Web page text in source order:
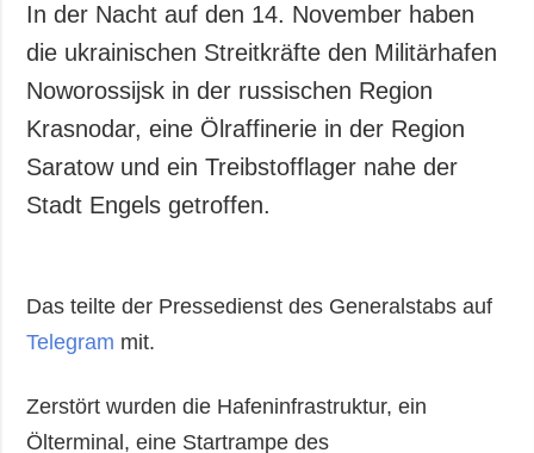
In der Nacht auf den 14. November haben
die ukrainischen Streitkräfte den Militärhafen
Noworossijsk in der russischen Region
Krasnodar, eine Ölraffinerie in der Region
Saratow und ein Treibstofflager nahe der
Stadt Engels getroffen.
Das teilte der Pressedienst des Generalstabs auf
Telegram mit.
Zerstört wurden die Hafeninfrastruktur, ein
Ölterminal, eine Startrampe des